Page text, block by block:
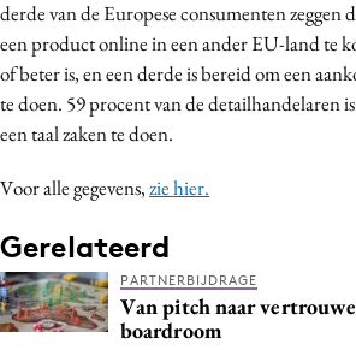
derde van de Europese consumenten zeggen
een product online in een ander EU-land te
of beter is, en een derde is bereid om een
te doen. 59 procent van de detailhandelaren
een taal zaken te doen.
Voor alle gegevens,zie hier.
Gerelateerd
PARTNERBIJDRAGE
Van pitch naar
boardroom